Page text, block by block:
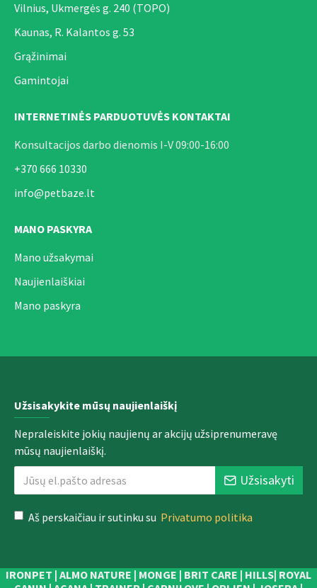
Vilnius, Ukmergės g. 240 (TOPO)
Kaunas, R. Kalantos g. 53
Grąžinimai
Gamintojai
INTERNETINĖS PARDUOTUVĖS KONTAKTAI
Konsultacijos darbo dienomis I-V 09:00-16:00
+370 666 10330
info@petbaze.lt
MANO PASKYRA
Mano užsakymai
Naujienlaiškiai
Mano paskyra
Užsisakykite mūsų naujienlaiškį
Nepraleiskite jokių naujienų ar akcijų užsiprenumeravę
mūsų naujienlaiškį.
Užsisakyti
Aš perskaičiau ir sutinku su Privatumo politika
IRONPET | ALMO NATURE | MONGE | BRIT CARE | HILLS| ROYAL